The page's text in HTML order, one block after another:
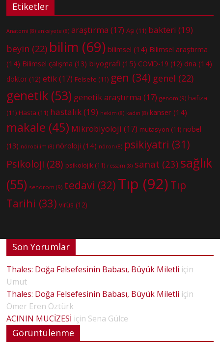
Etiketler
Anatomi (8) anksiyete (8) araştırma (17) Aşı (11) bakteri (19)
beyin (22) bilim (69) bilimsel (14) Bilimsel araştırma
(14) Bilimsel çalışma (13) biyografi (15) COVID-19 (12) dna (14)
doktor (12) etik(17) Felsefe (11) gen (34) genel (22)
genetik (53) genetik araştırma (17) genom (9) hafıza
(11) Hasta (11) hastalık(19) hekim (8) kadın (8) kanser (14)
makale (45) Mikrobiyoloji (17) mutasyon (11) nobel
(13) nörobilim (8) nöroloji (14) nöron (8) psikiyatri (31)
Psikoloji (28) psikolojik (11) ressam (8) sanat (23) sağlık
(55) sendrom (9) tedavi (32) Tıp (92) Tıp
Tarihi (33) virüs (12)
Son Yorumlar
Thales: Doğa Felsefesinin Babası, Büyük Miletli için
Umut
Thales: Doğa Felsefesinin Babası, Büyük Miletli için
Ömer Eren Öztürk
ACININ MUCİZESİ için Sena Gülce
Görüntülenme